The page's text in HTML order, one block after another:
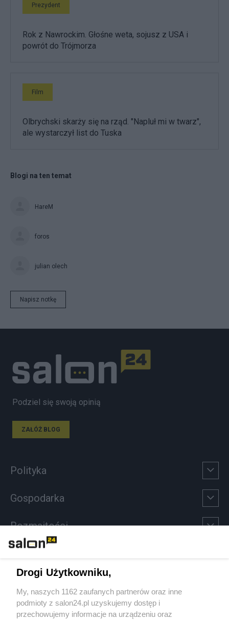
Prezydent
Rok z Nawrockim. Głośne weta, sojusz z USA i
powrót do Trójmorza
Film
Olbrychski skarży się na rząd. "Napluł mi w twarz",
ale wystarczył list do Tuska
Blogi na ten temat
HareM
foros
julian olech
Napisz notkę
Podziel się swoją opinią
ZAŁÓŻ BLOG
Polityka
Gospodarka
Rozmaitości
Sport
Społeczeństwo
Drogi Użytkowniku,
My, naszych 1162 zaufanych partnerów oraz inne
podmioty z salon24.pl uzyskujemy dostęp i
przechowujemy informacje na urządzeniu oraz